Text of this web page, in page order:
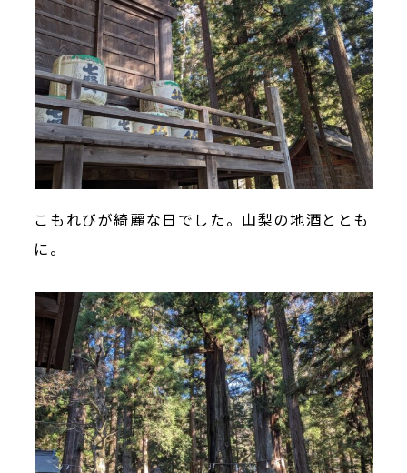
こもれびが綺麗な日でした。山梨の地酒ととも
に。